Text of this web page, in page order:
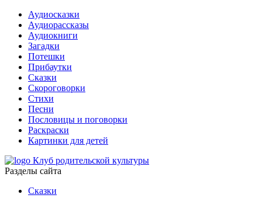
Аудиосказки
Аудиорассказы
Аудиокниги
Загадки
Потешки
Прибаутки
Сказки
Скороговорки
Стихи
Песни
Пословицы и поговорки
Раскраски
Картинки для детей
Клуб родительской культуры
Разделы сайта
Сказки